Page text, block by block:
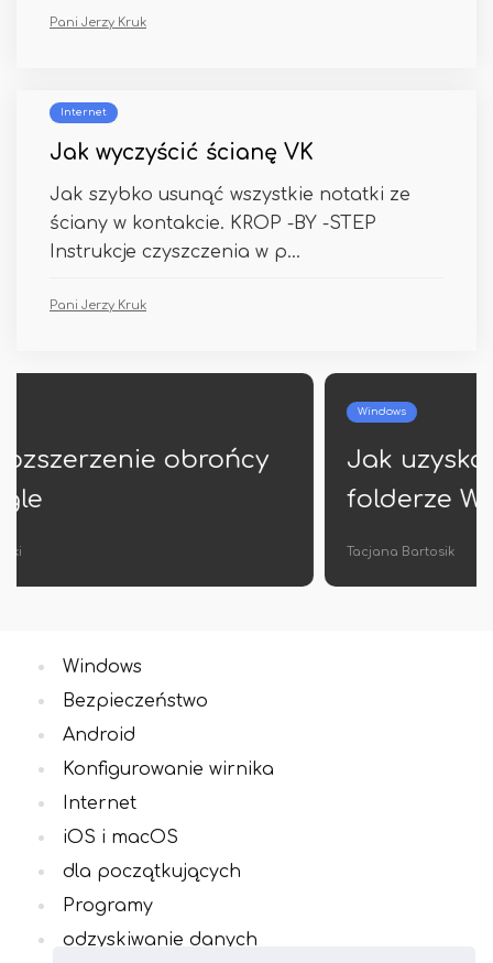
Pani Jerzy Kruk
Internet
Jak wyczyścić ścianę VK
Jak szybko usunąć wszystkie notatki ze
ściany w kontakcie. KROP -BY -STEP
Instrukcje czyszczenia w p...
Pani Jerzy Kruk
Jak uzyskać listę plików w
folderze Windows
Windows
Bezpieczeństwo
Android
Konfigurowanie wirnika
Internet
iOS i macOS
dla początkujących
Programy
odzyskiwanie danych